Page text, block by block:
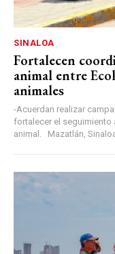
SINALOA
Fortalecen
animal entre
animales
-Acuerdan realizar
fortalecer el seguimiento
animal. Mazatlán,